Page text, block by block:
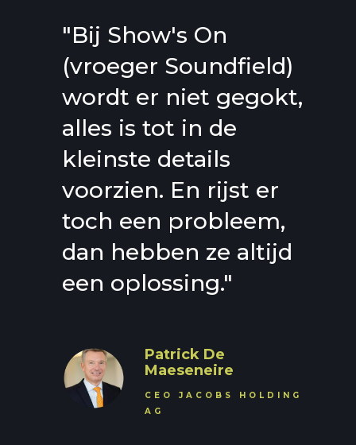
"Bij Show's On
(vroeger Soundfield)
wordt er niet gegokt,
alles is tot in de
kleinste details
voorzien. En rijst er
toch een probleem,
dan hebben ze altijd
een oplossing."
Patrick De
Maeseneire
CEO JACOBS HOLDING
AG